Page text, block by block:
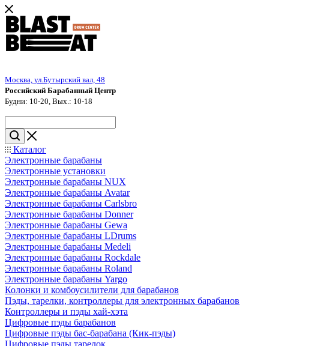
Москва, ул.Бутырский вал, 48
Российский Барабанный Центр
Будни: 10-20, Вых.: 10-18
Каталог
Электронные барабаны
Электронные установки
Электронные барабаны NUX
Электронные барабаны Avatar
Электронные барабаны Carlsbro
Электронные барабаны Donner
Электронные барабаны Gewa
Электронные барабаны LDrums
Электронные барабаны Medeli
Электронные барабаны Rockdale
Электронные барабаны Roland
Электронные барабаны Yargo
Колонки и комбоусилители для барабанов
Пэды, тарелки, контроллеры для электронных барабанов
Контроллеры и пэды хай-хэта
Цифровые пэды барабанов
Цифровые пэды бас-барабана (Кик-пэды)
Цифровые пэды тарелок